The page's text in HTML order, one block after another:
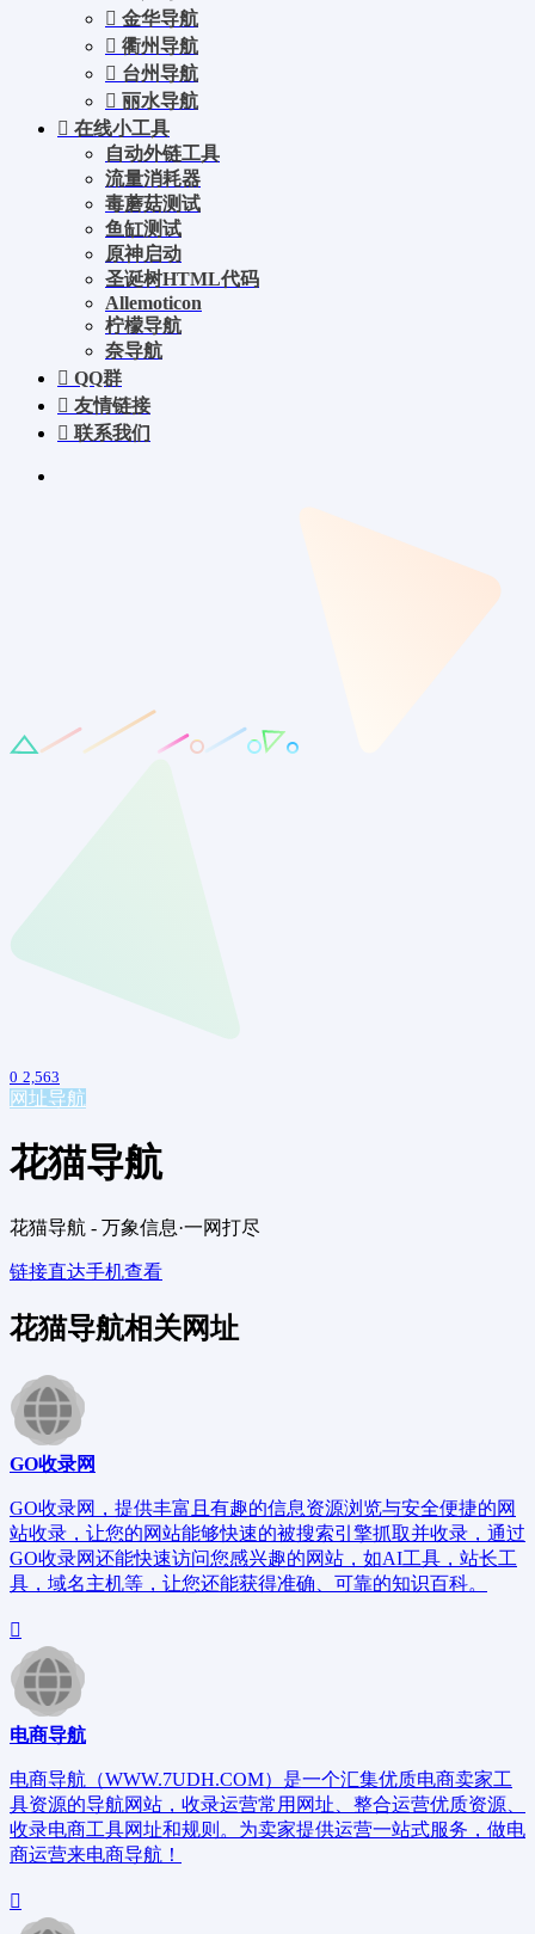
金华导航
衢州导航
台州导航
丽水导航
在线小工具
自动外链工具
流量消耗器
毒蘑菇测试
鱼缸测试
原神启动
圣诞树HTML代码
Allemoticon
柠檬导航
奈导航
QQ群
友情链接
联系我们
0 2,563
网址导航
花猫导航
花猫导航 - 万象信息·一网打尽
链接直达手机查看
花猫导航相关网址
GO收录网
GO收录网，提供丰富且有趣的信息资源浏览与安全便捷的网
站收录，让您的网站能够快速的被搜索引擎抓取并收录，通过
GO收录网还能快速访问您感兴趣的网站，如AI工具，站长工
具，域名主机等，让您还能获得准确、可靠的知识百科。
电商导航
电商导航（WWW.7UDH.COM）是一个汇集优质电商卖家工
具资源的导航网站，收录运营常用网址、整合运营优质资源、
收录电商工具网址和规则。为卖家提供运营一站式服务，做电
商运营来电商导航！